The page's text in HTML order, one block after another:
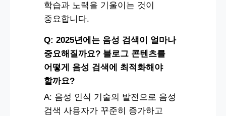
학습과 노력을 기울이는 것이
중요합니다.
Q: 2025년에는 음성 검색이 얼마나
중요해질까요? 블로그 콘텐츠를
어떻게 음성 검색에 최적화해야
할까요?
A: 음성 인식 기술의 발전으로 음성
검색 사용자가 꾸준히 증가하고